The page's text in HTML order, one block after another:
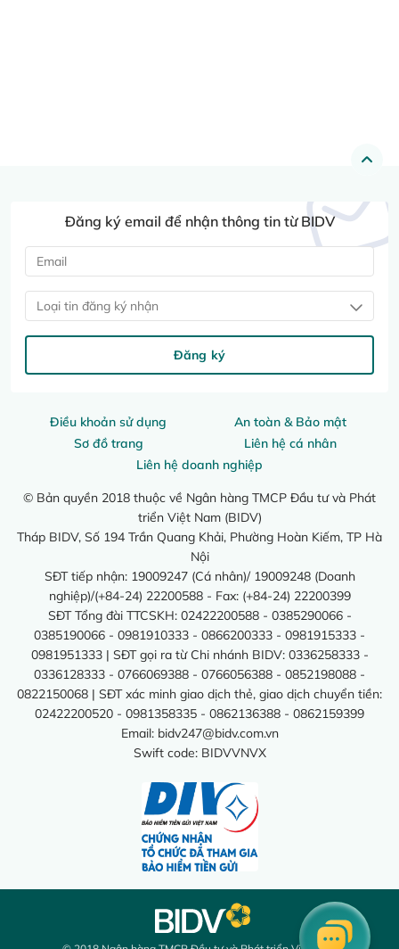
Điều khoản sử dụng
An toàn & Bảo mật
Sơ đồ trang
Liên hệ cá nhân
Liên hệ doanh nghiệp
© Bản quyền 2018 thuộc về Ngân hàng TMCP Đầu tư và Phát
triển Việt Nam (BIDV)
Tháp BIDV, Số 194 Trần Quang Khải, Phường Hoàn Kiếm, TP Hà
Nội
SĐT tiếp nhận: 19009247 (Cá nhân)/ 19009248 (Doanh
nghiệp)/(+84-24) 22200588 - Fax: (+84-24) 22200399
SĐT Tổng đài TTCSKH: 02422200588 - 0385290066 -
0385190066 - 0981910333 - 0866200333 - 0981915333 -
0981951333 | SĐT gọi ra từ Chi nhánh BIDV: 0336258333 -
0336128333 - 0766069388 - 0766056388 - 0852198088 -
0822150068 | SĐT xác minh giao dịch thẻ, giao dịch chuyển tiền:
02422200520 - 0981358335 - 0862136388 - 0862159399
Email: bidv247@bidv.com.vn
Swift code: BIDVVNVX
Đăng ký email để nhận thông tin từ BIDV
Loại tin đăng ký nhận
Đăng ký